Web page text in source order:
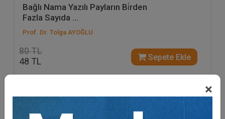
×
Bağlı Nama Yazılı Payların Bi̇rden
Fazla Sayıda ...
Prof. Dr. Tolga AYOĞLU
80 TL
48 TL Sepete Ekle